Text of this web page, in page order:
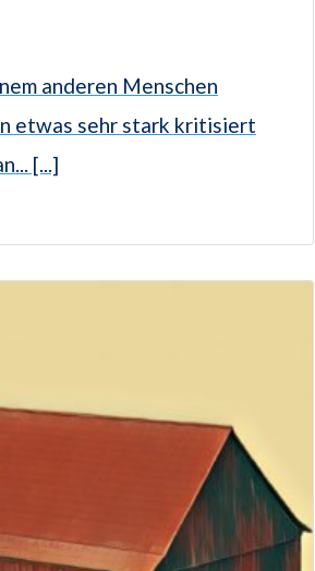
anderen Menschen
etwas sehr stark kritisiert
[...]